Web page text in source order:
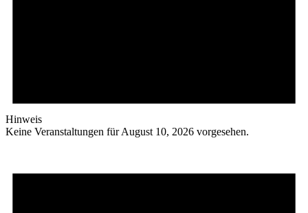
Hinweis
Keine Veranstaltungen für August 10, 2026 vorgesehen.